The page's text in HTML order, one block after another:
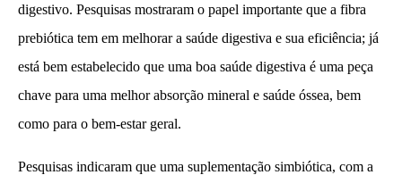
digestivo. Pesquisas mostraram o papel importante que a fibra
prebiótica tem em melhorar a saúde digestiva e sua eficiência; já
está bem estabelecido que uma boa saúde digestiva é uma peça
chave para uma melhor absorção mineral e saúde óssea, bem
como para o bem-estar geral.
Pesquisas indicaram que uma suplementação simbiótica, com a